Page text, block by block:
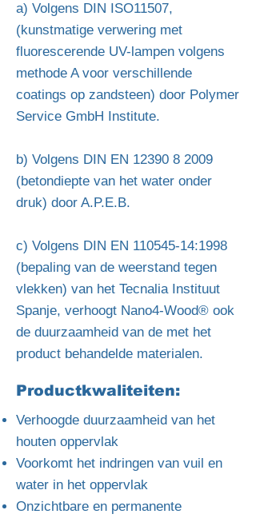
a) Volgens DIN ISO11507,
(kunstmatige verwering met
fluorescerende UV-lampen volgens
methode A voor verschillende
coatings op zandsteen) door Polymer
Service GmbH Institute.
b) Volgens DIN EN 12390 8 2009
(betondiepte van het water onder
druk) door A.P.E.B.
c) Volgens DIN EN 110545-14:1998
(bepaling van de weerstand tegen
vlekken) van het Tecnalia Instituut
Spanje, verhoogt Nano4-Wood® ook
de duurzaamheid van de met het
product behandelde materialen.
Productkwaliteiten:
Verhoogde duurzaamheid van het
houten oppervlak
Voorkomt het indringen van vuil en
water in het oppervlak
Onzichtbare en permanente